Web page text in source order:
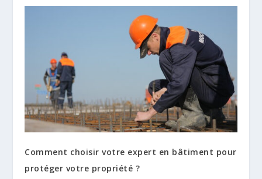
Comment choisir votre expert en bâtiment pour
protéger votre propriété ?